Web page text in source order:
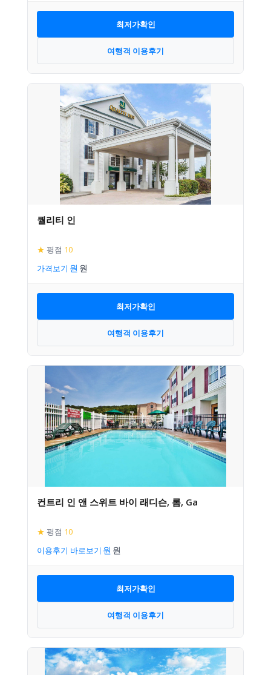
최저가확인
여행객 이용후기
퀄리티 인
★ 평점 10
가격보기
최저가확인
여행객 이용후기
컨트리 인 앤 스위트 바이 래디슨, 롬, Ga
★ 평점 10
이용후기 바로보기
최저가확인
여행객 이용후기